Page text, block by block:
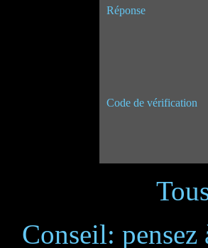
Réponse
Code de vérification
Conseil: